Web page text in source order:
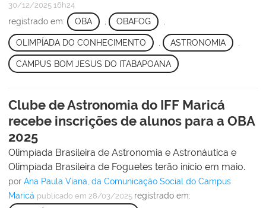
30/12/2025 16h24
registrado em: OBA , OBAFOG ,
OLIMPÍADA DO CONHECIMENTO ASTRONOMIA
CAMPUS BOM JESUS DO ITABAPOANA
Clube de Astronomia do IFF Maricá
recebe inscrições de alunos para a OBA
2025
Olimpíada Brasileira de Astronomia e Astronáutica e
Olimpíada Brasileira de Foguetes terão início em maio.
por Ana Paula Viana, da Comunicação Social do Campus
Maricá publicado em 28/03/2025 registrado em: